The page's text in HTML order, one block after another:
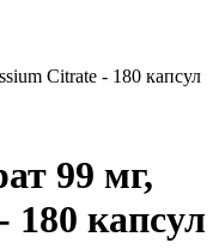
Citrate - 180 капсул
99 мг,
180 капсул